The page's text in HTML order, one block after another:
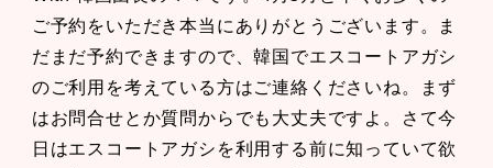
ご予約をいただき本当にありがとうございます。ま
だまだ予約できますので、韓国でエスコートアガシ
のご利用を考えている方はご連絡くださいね。まず
はお問合せとか質問からでも大丈夫ですよ。さて今
日はエスコートアガシを利用する前に知っていて欲